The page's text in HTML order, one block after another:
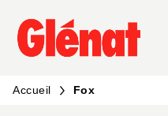
MENU RECHERCHE
PIED DE PAGE
Accueil Fox